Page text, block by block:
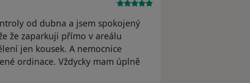
od dubna a jsem spokojený
že zaparkuji přímo v areálu
jen kousek. A nemocnice
ordinace. Vždycky mam úplně